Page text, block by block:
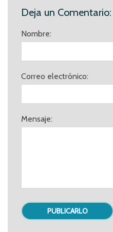
Deja un Comentario:
Nombre:
Correo electrónico:
Mensaje: